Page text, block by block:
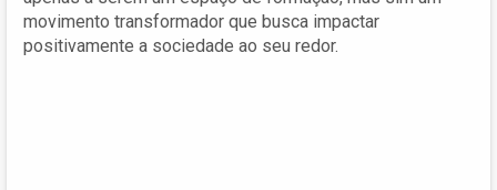
movimento transformador que busca impactar
positivamente a sociedade ao seu redor.